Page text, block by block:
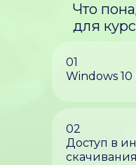
Что
для
01
Windows 10
02
Доступ в